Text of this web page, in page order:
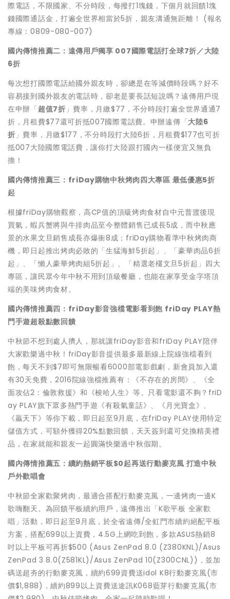
際電話，不限國家、不分時段，每撥打1塊錢，下個月就回饋1塊
錢國際通話金，打遍全世界相當於5折，親友溝通無距離！ (報名
專線：0809-080-007)
國內傳情推薦二：遠傳用戶獨享 007國際電話打全球7折／大陸
6折
每次想打國際電話給國外親友時，卻總是在等減價時段嗎？好不
容易接到國外親友的電話時，卻老是要長話短說嗎？遠傳用戶現
在申辦「超值7折」費率，月繳$77，不分時段打遍全世界通通7
折，月租費$77還可折抵007國際電話費。申辦遠傳「大陸6
折」費率，月繳$177，不分時段打大陸6折，月租費$177也可折
抵007大陸國際電話費，讓你打大陸跟打國內一樣便宜又無負
擔！
國內傳情推薦三：friDay購物中秋烤肉四大專區 最低優惠5折
起
根據friDay購物觀察，高CP值的頂級烤肉食材自中元普渡後現
買氣，蝦兵蟹將與牛排肉品至今整體銷售已成長5成，而中秋應
景的水果文旦銷售成長亦爆衝8成；friDay購物看準中秋烤肉商
機，即日起推出烤肉必敗的「生猛海鮮5折起」、「豪華肉品6折
起」、「懶人豪華烤肉組5折起」、「精選老欉文旦5折起」四大
專區，讓民眾今年中秋不用到頂級餐廳，也能在家享受金字塔頂
端的美味烤肉食材。
國內傳情推薦四：friDay影音強檔電影看到飽 friDay PLAY熱
門手遊超殺點數回饋
中秋節不想到處人擠人，那就讓friDay影音和friDay PLAY陪伴
大家歡樂過中秋！friDay影音提供最多最新線上院線強檔看到
飽，每天不到$7即可無限暢看6000部電影戲劇，新會員加入還
有30天免費，2016院線強檔推薦有：《不存在的房間》、《全
面攻佔2：倫敦救援》和《梭哈人生》等。只看電影還不夠？friD
ay PLAY旗下眾多熱門手遊《有殺氣童話》、《月光寶盒》、
《贏天下》等你下載，即日起至9月底，在friDay PLAY使用特定
儲值方式，可額外獲得20%點數回饋，天天簽到還可兌換精美禮
品，在家就能和親友一起圓滿快樂過中秋假期。
國內傳情推薦五：續約熱銷平板$0起再送行動麥克風 打造中秋
戶外歡唱會
中秋節全家歡聚烤肉，最適合搭配行動麥克風，一邊烤肉一邊K
歌嗨翻天。為回饋平板續約用戶，遠傳推出「K歌平板 全家歡
唱」活動，即日起至9月底，於全省遠傳/全虹門市續約絕配平板
方案，搭配699以上資費，4.5G上網吃到飽，多款ASUS熱銷8
吋以上平板可再折$500 (Asus ZenPad 8.0 (Z380KNL)/Asus
ZenPad 3 8.0(Z581KL)/Asus ZenPad 10(Z300CNL))，並加
碼送超夯的行動麥克風，續約699資費送idol K8行動麥克風(市
價$1,888)，續約899以上資費送途訊K068藍芽行動麥克風(市